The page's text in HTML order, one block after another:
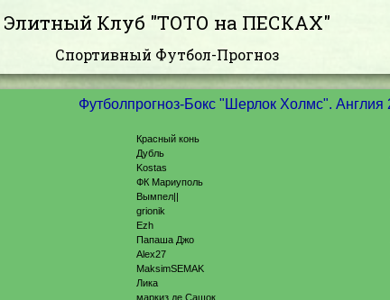
Элитный Клуб "ТОТО на ПЕСКАХ"
Спортивный Футбол-Прогноз